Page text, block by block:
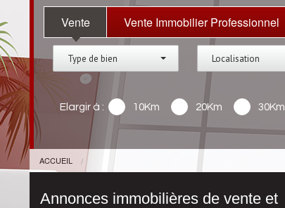
Vente Vente Immobilier Professionnel
Type de bien Localisation
Elargir à : 10Km 20Km 30Km
ACCUEIL
Annonces immobilières de vente et